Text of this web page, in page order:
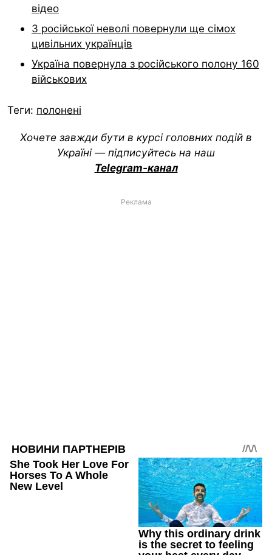
відео
З російської неволі повернули ще сімох
цивільних українців
Україна повернула з російського полону 160
військових
Теги: полонені
Хочете завжди бути в курсі головних подій в
Україні — підписуйтесь на наш
Telegram-канал
Реклама